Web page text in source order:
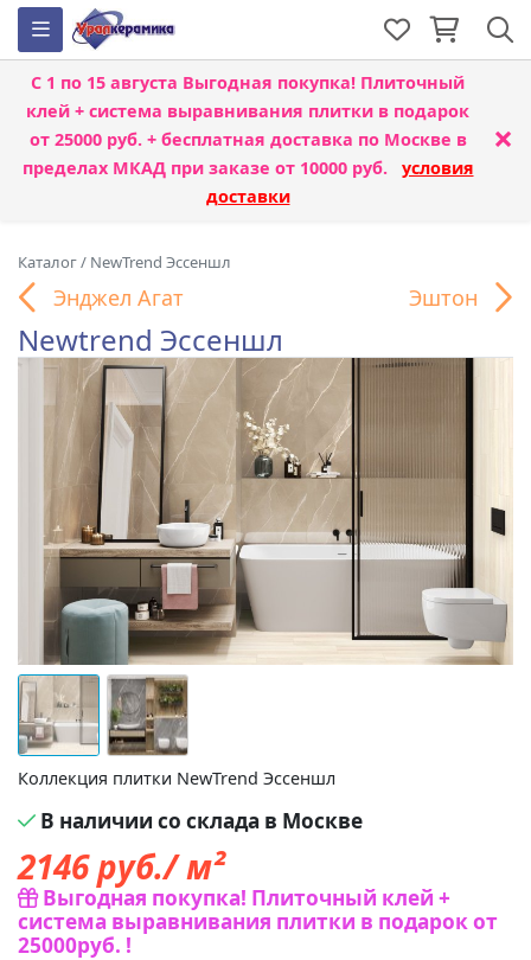
С 1 по 15 августа Выгодная покупка! Плиточный
клей + система выравнивания плитки в подарок
от 25000 руб. + бесплатная доставка по Москве в
пределах МКАД при заказе от 10000 руб. условия
доставки
×
Каталог/ NewTrend Эссеншл
Энджел Агат Эштон
Newtrend Эссеншл
Коллекция плитки NewTrend Эссеншл
В наличии со склада в Москве
2146руб./ м²
Выгодная покупка! Плиточный клей +
система выравнивания плитки в подарок от
25000руб. !